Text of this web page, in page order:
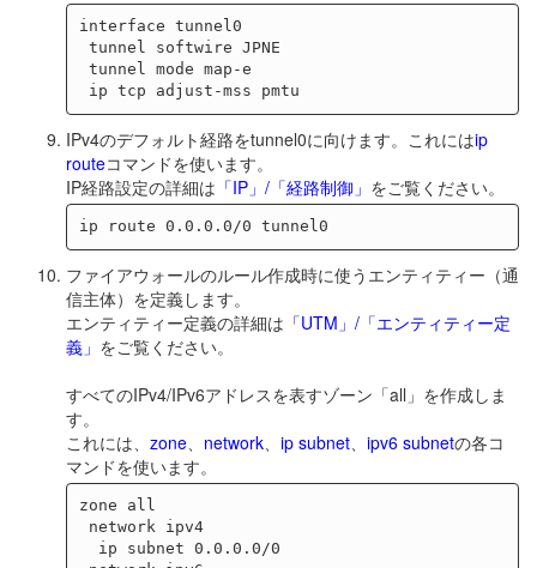
interface tunnel0
IPv4のデフォルト経路をtunnel0に向けます。これにはip
routeコマンドを使います。
IP経路設定の詳細は 「IP」/「経路制御」 をご覧ください。
ファイアウォールのルール作成時に使うエンティティー（通
信主体）を定義します。
エンティティー定義の詳細は 「UTM」/「エンティティー定
義」 をご覧ください。
すべてのIPv4/IPv6アドレスを表すゾーン「all」を作成しま
す。
これには、 zone network ip subnet ipv6 subnetの各コ
マンドを使います。
zone all